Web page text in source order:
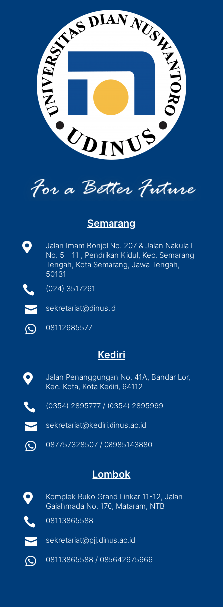
Semarang

Jalan Imam Bonjol No. 207 & Jalan Nakula I
No. 5 - 11 , Pendrikan Kidul, Kec. Semarang
Tengah, Kota Semarang, Jawa Tengah,
50131
 (024) 3517261
 sekretariat@dinus.id
 08112685577
Kediri

Jalan Penanggungan No. 41A, Bandar Lor,
Kec. Kota, Kota Kediri, 64112
 (0354) 2895777 / (0354) 2895999
 sekretariat@kediri.dinus.ac.id
 087757328507 / 08985143880
Lombok

Komplek Ruko Grand Linkar 11-12, Jalan
Gajahmada No. 170, Mataram, NTB
 08113865588
 sekretariat@pjj.dinus.ac.id
 08113865588 / 085642975966